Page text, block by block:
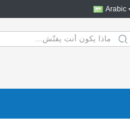
Arabic
search